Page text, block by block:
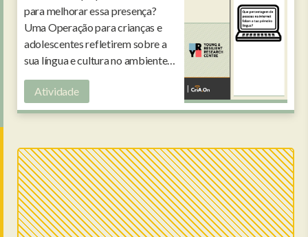
para melhorar essa presença?
Uma Operação para crianças e
adolescentes refletirem sobre a
sua língua e cultura no ambiente
digital.
Atividade